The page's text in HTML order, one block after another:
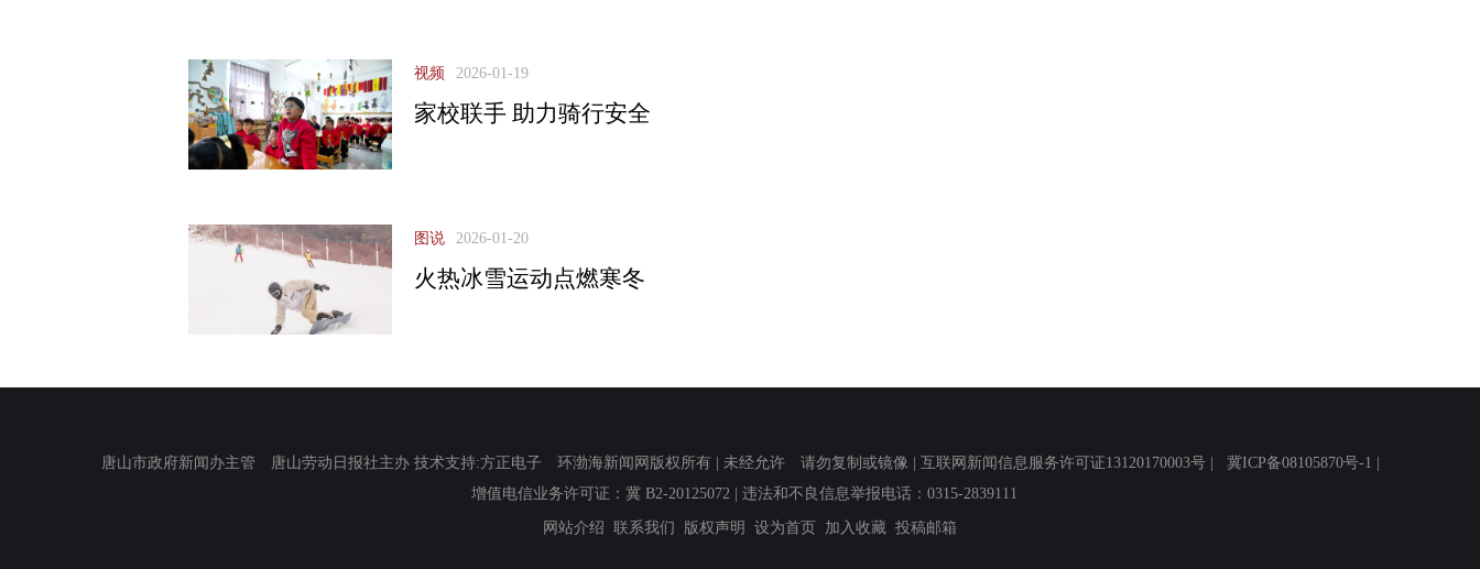
视频 2026-01-19
家校联手 助力骑行安全
图说 2026-01-20
火热冰雪运动点燃寒冬
唐山市政府新闻办主管 唐山劳动日报社主办 技术支持:方正电子 环渤海新闻网版权所有 | 未经允许 请勿复制或镜像 | 互联网新闻信息服务许可证13120170003号 | 冀ICP备08105870号-1
增值电信业务许可证：冀 B2-20125072 | 违法和不良信息举报电话：0315-2839111
网站介绍 联系我们 版权声明 设为首页 加入收藏 投稿邮箱